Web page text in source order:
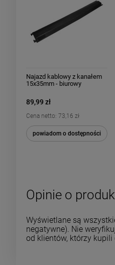
Najazd kablowy z kanałem
15x35mm - biurowy
89,99 zł
Cena netto: 73,16 zł
powiadom o dostępności
Opinie o
Wyświetlane są
negatywne). Nie
od klientów, którzy kupili